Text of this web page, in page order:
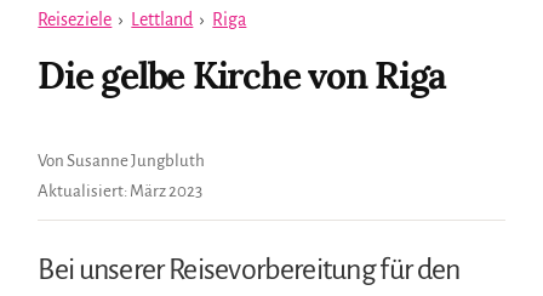
Reiseziele › Lettland › Riga
Die gelbe Kirche von Riga
Von Susanne Jungbluth
Aktualisiert: März 2023
Bei unserer Reisevorbereitung für den